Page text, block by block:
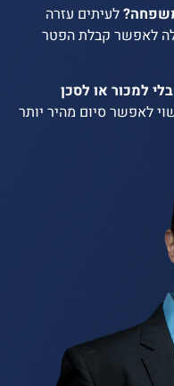
לעיתים עזרה
לאפשר קבלת הפטר
למכור או לסכן
לאפשר סיום מהיר יותר